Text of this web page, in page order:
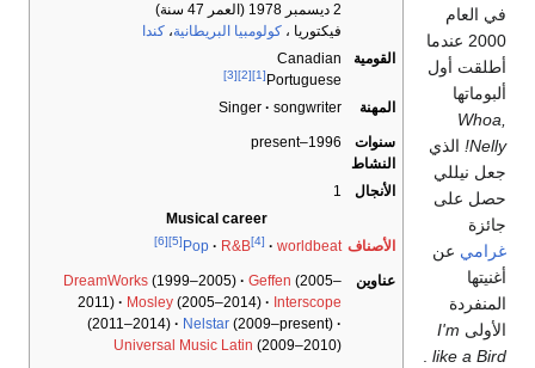
(العمر 47 سنة)
فيكتوريا ،كولومبيا البريطانية،كندا
القومية
Canadian
Portuguese
[1]
[2]
[3]
Singer songwriter
سنوات
النشاط
1996–present
الأنجال
1
Musical career
الأصناف
Pop R&B [4] worldbeat
[6]
عناوين DreamWorks(1999–2005) Geffen(2005–
2011)
Mosley(2005–2014)
Interscope
(2011–2014)
Nelstar(2009–present)
Universal Music Latin(2009–2010)
العام
2000 عندما
أول
الذي
نيللي
على
عن
I'm
like a